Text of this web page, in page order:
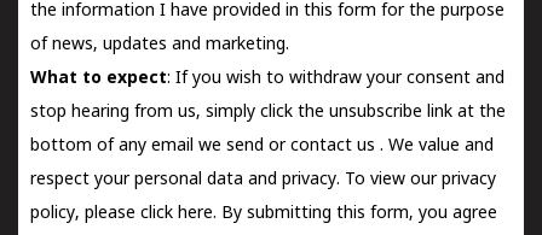
the information I have provided in this form for the purpose
of news, updates and marketing.
What to expect: If you wish to withdraw your consent and
stop hearing from us, simply click the unsubscribe link at the
bottom of any email we send orcontact us . We value and
respect your personal data and privacy. To view our privacy
policy, please click here. By submitting this form, you agree